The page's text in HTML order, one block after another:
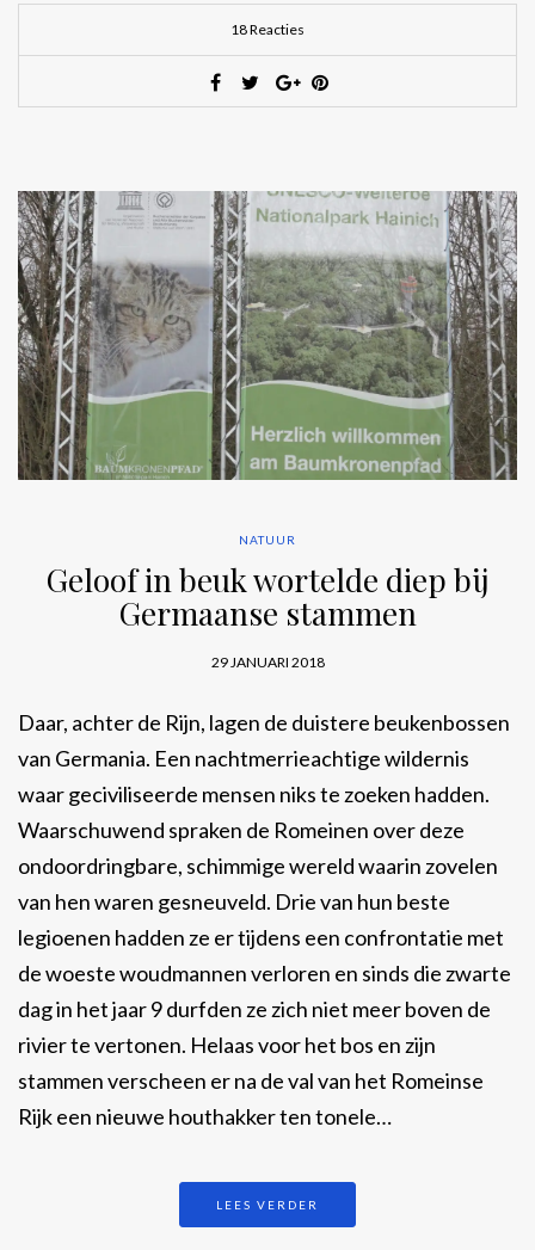
18 Reacties
NATUUR
Geloof in beuk wortelde diep bij
Germaanse stammen
29 JANUARI 2018
Daar, achter de Rijn, lagen de duistere beukenbossen
van Germania. Een nachtmerrieachtige wildernis
waar geciviliseerde mensen niks te zoeken hadden.
Waarschuwend spraken de Romeinen over deze
ondoordringbare, schimmige wereld waarin zovelen
van hen waren gesneuveld. Drie van hun beste
legioenen hadden ze er tijdens een confrontatie met
de woeste woudmannen verloren en sinds die zwarte
dag in het jaar 9 durfden ze zich niet meer boven de
rivier te vertonen. Helaas voor het bos en zijn
stammen verscheen er na de val van het Romeinse
Rijk een nieuwe houthakker ten tonele…
LEES VERDER